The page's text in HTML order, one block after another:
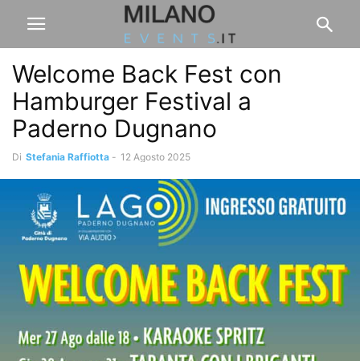
Welcome Back Fest con
Hamburger Festival a
Paderno Dugnano
Di Stefania Raffiotta - 12 Agosto 2025